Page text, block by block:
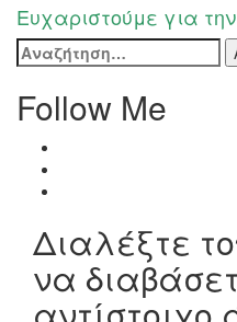
Ευχαριστούμε για
Αναζήτηση
για:
Follow Me
Διαλέξτε
να